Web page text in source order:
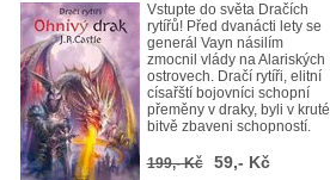
Vstupte do světa Dračích
rytířů! Před dvanácti lety se
generál Vayn násilím
zmocnil vlády na Alariských
ostrovech. Dračí rytíři, elitní
císařští bojovníci schopní
přeměny v draky, byli v kruté
bitvě zbaveni schopností.
199,- Kč 59,- Kč